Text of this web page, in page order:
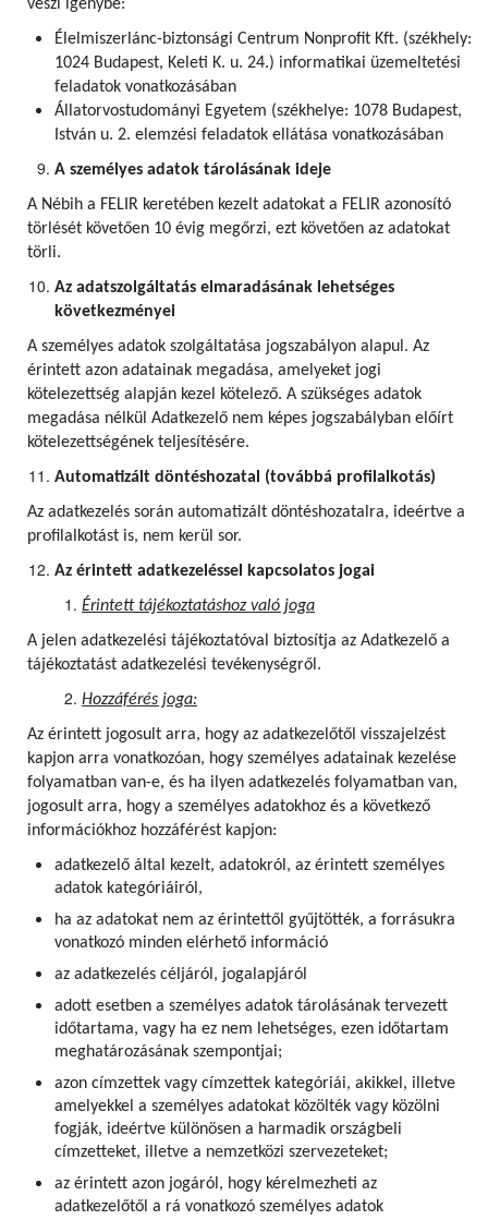
veszi igénybe:
Élelmiszerlánc-biztonsági Centrum Nonprofit Kft. (székhely:
1024 Budapest, Keleti K. u. 24.) informatikai üzemeltetési
feladatok vonatkozásában
Állatorvostudományi Egyetem (székhelye: 1078 Budapest,
István u. 2. elemzési feladatok ellátása vonatkozásában
A személyes adatok tárolásának ideje
A Nébih a FELIR keretében kezelt adatokat a FELIR azonosító
törlését követően 10 évig megőrzi, ezt követően az adatokat
törli.
Az adatszolgáltatás elmaradásának lehetséges
következményei
A személyes adatok szolgáltatása jogszabályon alapul. Az
érintett azon adatainak megadása, amelyeket jogi
kötelezettség alapján kezel kötelező. A szükséges adatok
megadása nélkül Adatkezelő nem képes jogszabályban előírt
kötelezettségének teljesítésére.
Automatizált döntéshozatal (továbbá profilalkotás)
Az adatkezelés során automatizált döntéshozatalra, ideértve a
profilalkotást is, nem kerül sor.
Az érintett adatkezeléssel kapcsolatos jogai
Érintett tájékoztatáshoz való joga
A jelen adatkezelési tájékoztatóval biztosítja az Adatkezelő a
tájékoztatást adatkezelési tevékenységről.
Hozzáférés joga:
Az érintett jogosult arra, hogy az adatkezelőtől visszajelzést
kapjon arra vonatkozóan, hogy személyes adatainak kezelése
folyamatban van-e, és ha ilyen adatkezelés folyamatban van,
jogosult arra, hogy a személyes adatokhoz és a következő
információkhoz hozzáférést kapjon:
adatkezelő által kezelt, adatokról, az érintett személyes
adatok kategóriáiról,
ha az adatokat nem az érintettől gyűjtötték, a forrásukra
vonatkozó minden elérhető információ
az adatkezelés céljáról, jogalapjáról
adott esetben a személyes adatok tárolásának tervezett
időtartama, vagy ha ez nem lehetséges, ezen időtartam
meghatározásának szempontjai;
azon címzettek vagy címzettek kategóriái, akikkel, illetve
amelyekkel a személyes adatokat közölték vagy közölni
fogják, ideértve különösen a harmadik országbeli
címzetteket, illetve a nemzetközi szervezeteket;
az érintett azon jogáról, hogy kérelmezheti az
adatkezelőtől a rá vonatkozó személyes adatok